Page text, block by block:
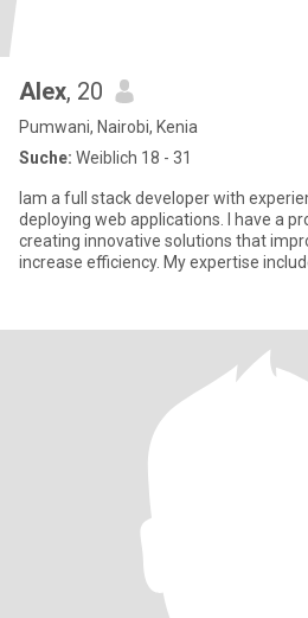
Alex, 20
Pumwani, Nairobi, Kenia
Suche: Weiblich 18 - 31
Iam a full stack developer with
deploying web applications. I have a
creating innovative solutions that
increase efficiency. My expertise